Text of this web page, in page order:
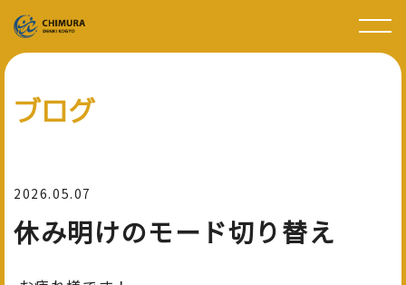
ブログ
2026.05.07
休み明けのモード切り替え